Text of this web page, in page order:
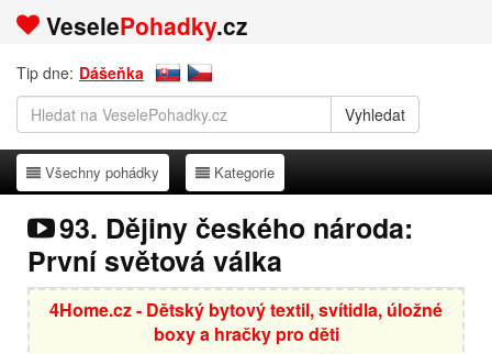
VeselePohadky.cz
Tip dne: Dášeňka
Všechny pohádky
Všechny pohádky Kategorie
Kategorie
93. Dějiny českého národa:
První světová válka
4Home.cz - Dětský bytový textil, svítidla, úložné
boxy a hračky pro děti